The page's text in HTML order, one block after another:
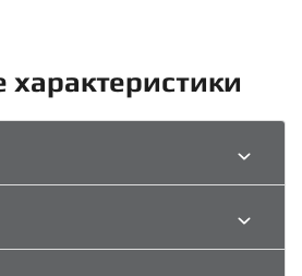
характеристики